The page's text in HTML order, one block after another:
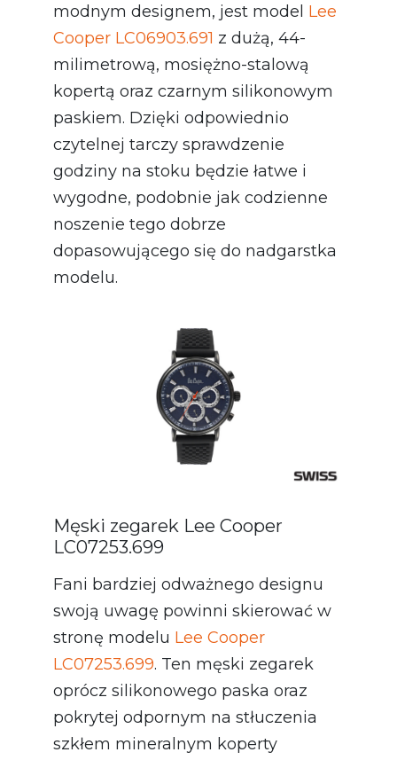
modnym designem, jest model Lee
Cooper LC06903.691 z dużą, 44-
milimetrową, mosiężno-stalową
kopertą oraz czarnym silikonowym
paskiem. Dzięki odpowiednio
czytelnej tarczy sprawdzenie
godziny na stoku będzie łatwe i
wygodne, podobnie jak codzienne
noszenie tego dobrze
dopasowującego się do nadgarstka
modelu.
Męski zegarek Lee Cooper
LC07253.699
Fani bardziej odważnego designu
swoją uwagę powinni skierować w
stronę modelu Lee Cooper
LC07253.699. Ten męski zegarek
oprócz silikonowego paska oraz
pokrytej odpornym na stłuczenia
szkłem mineralnym koperty